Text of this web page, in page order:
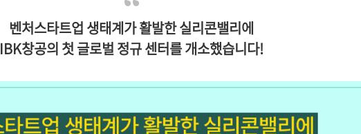
벤처스타트업 생태계가 활발한 실리콘밸리에
IBK창공의 첫 글로벌 정규 센터를 개소했습니다!